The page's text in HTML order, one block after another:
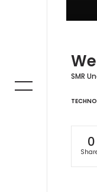
SMR
TECHNO
0